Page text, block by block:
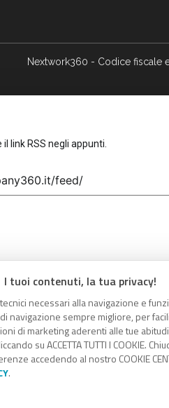
I tuoi contenuti, la tua privacy!
necessari alla navigazione e
navigazione sempre migliore, per
di marketing aderenti alle tue
su ACCETTA TUTTI I COOKIE.
accedendo al nostro COOKIE
.
Nextwork360 - Codice fiscale
link RSS negli appunti.
link RSS negli appunti.